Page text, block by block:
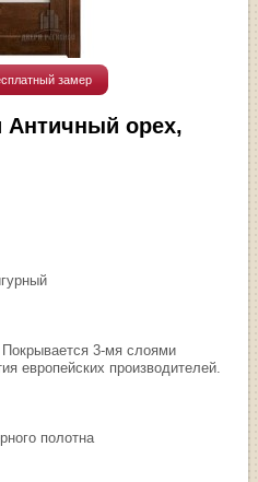
замер
Античный орех,
Покрывается 3-мя слоями
европейских производителей.
полотна